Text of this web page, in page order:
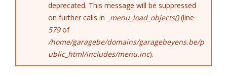
deprecated. This message will be suppressed
on further calls in
_menu_load_objects()(line
579of
/home/garagebe/domains/garagebeyens.be/p
ublic_html/includes/menu.inc).